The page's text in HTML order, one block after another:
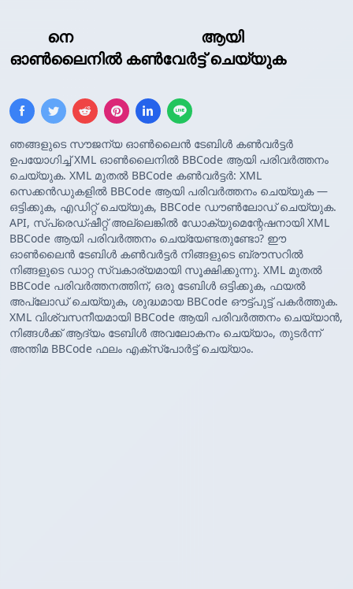
നെ
ആയി
ഓൺലൈനിൽ കൺവേർട്ട് ചെയ്യുക
ഞങ്ങളുടെ സൗജന്യ ഓൺലൈൻ ടേബിൾ കൺവർട്ടർ
ഉപയോഗിച്ച് XML ഓൺലൈനിൽ BBCode ആയി പരിവർത്തനം
ചെയ്യുക. XML മുതൽ BBCode കൺവർട്ടർ: XML
സെക്കൻഡുകളിൽ BBCode ആയി പരിവർത്തനം ചെയ്യുക —
ഒട്ടിക്കുക, എഡിറ്റ് ചെയ്യുക, BBCode ഡൗൺലോഡ് ചെയ്യുക.
API, സ്പ്രെഡ്ഷീറ്റ് അല്ലെങ്കിൽ ഡോക്യുമെന്റേഷനായി XML
BBCode ആയി പരിവർത്തനം ചെയ്യേണ്ടതുണ്ടോ? ഈ
ഓൺലൈൻ ടേബിൾ കൺവർട്ടർ നിങ്ങളുടെ ബ്രൗസറിൽ
നിങ്ങളുടെ ഡാറ്റ സ്വകാര്യമായി സൂക്ഷിക്കുന്നു. XML മുതൽ
BBCode പരിവർത്തനത്തിന്, ഒരു ടേബിൾ ഒട്ടിക്കുക, ഫയൽ
അപ്‌ലോഡ് ചെയ്യുക, ശുദ്ധമായ BBCode ഔട്ട്‌പുട്ട് പകർത്തുക.
XML വിശ്വസനീയമായി BBCode ആയി പരിവർത്തനം ചെയ്യാൻ,
നിങ്ങൾക്ക് ആദ്യം ടേബിൾ അവലോകനം ചെയ്യാം, തുടർന്ന്
അന്തിമ BBCode ഫലം എക്സ്‌പോർട്ട് ചെയ്യാം.